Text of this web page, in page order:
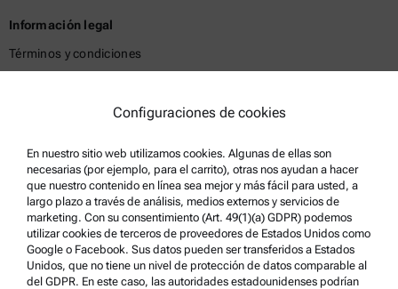
Información legal
Términos y condiciones
Política de privacidad
Condiciones de uso
Marcas comerciales
Sistema de denuncia de irregularidades
Asistencia para el producto
Configuraciones de cookies
En nuestro sitio web utilizamos cookies. Algunas de ellas son
necesarias (por ejemplo, para el carrito), otras nos ayudan a hacer
que nuestro contenido en línea sea mejor y más fácil para usted, a
largo plazo a través de análisis, medios externos y servicios de
marketing. Con su consentimiento (Art. 49(1)(a) GDPR) podemos
utilizar cookies de terceros de proveedores de Estados Unidos como
Google o Facebook. Sus datos pueden ser transferidos a Estados
Unidos, que no tiene un nivel de protección de datos comparable al
del GDPR. En este caso, las autoridades estadounidenses podrían